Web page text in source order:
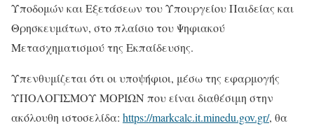
Υποδομών και Εξετάσεων του Υπουργείου Παιδείας και
Θρησκευμάτων, στο πλαίσιο του Ψηφιακού
Μετασχηματισμού της Εκπαίδευσης.
Υπενθυμίζεται ότι οι υποψήφιοι, μέσω της εφαρμογής
ΥΠΟΛΟΓΙΣΜΟΥ ΜΟΡΙΩΝ που είναι διαθέσιμη στην
ακόλουθη ιστοσελίδα: https://markcalc.it.minedu.gov.gr/, θα